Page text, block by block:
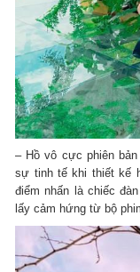
– Hồ vô cực phiên bản
sự tinh tế khi thiết kế
điểm nhấn là chiếc
lấy cảm hứng từ bộ